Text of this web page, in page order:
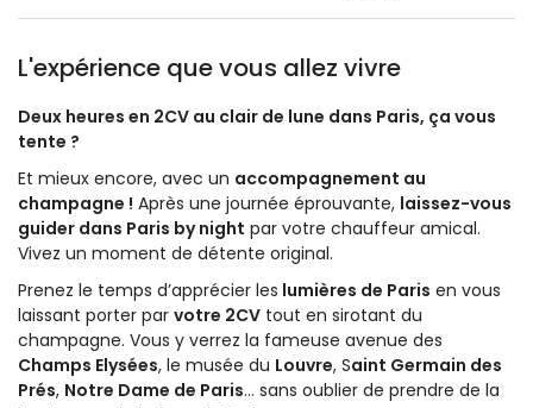
L'expérience que vous allez vivre
Deux heures en 2CV au clair de lune dans Paris, ça vous
tente ?
Et mieux encore, avec un accompagnement au
champagne ! Après une journée éprouvante, laissez-vous
guider dans Paris by night par votre chauffeur amical.
Vivez un moment de détente original.
Prenez le temps d’apprécier les lumières de Paris en vous
laissant porter par votre 2CV tout en sirotant du
champagne. Vous y verrez la fameuse avenue des
Champs Elysées, le musée du Louvre, Saint Germain des
Prés, Notre Dame de Paris… sans oublier de prendre de la